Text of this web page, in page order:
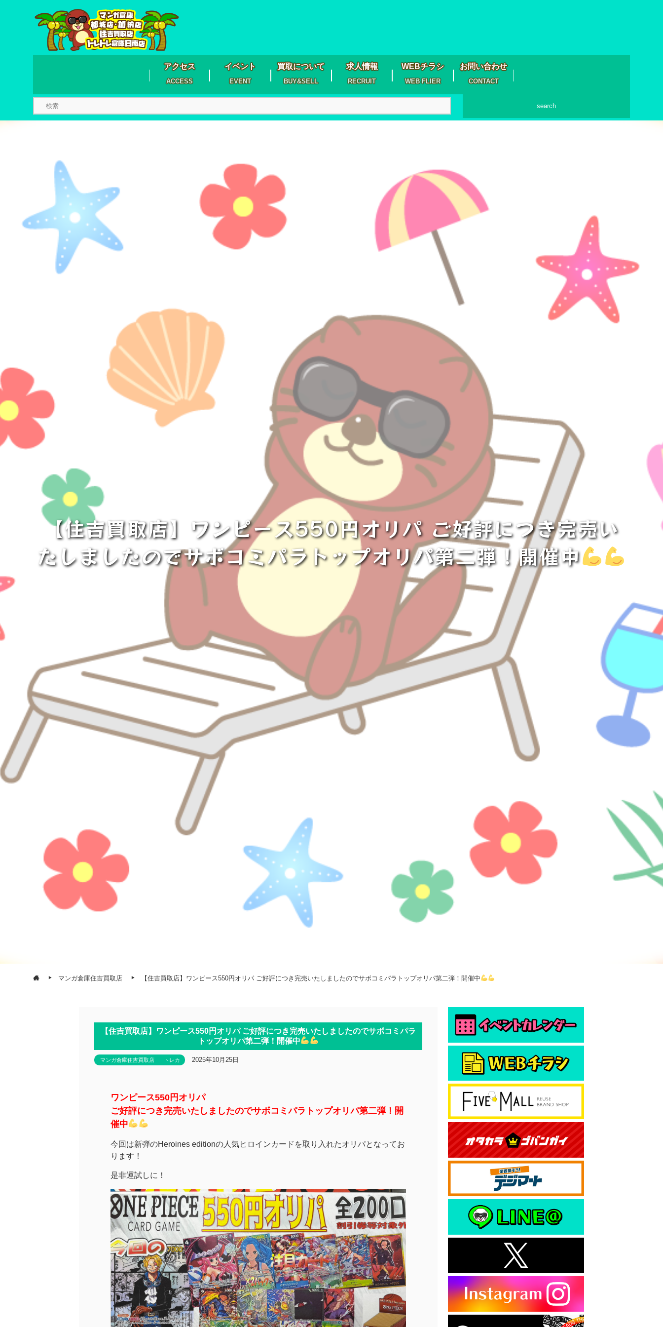
アクセス
ACCESS
イベント
EVENT
買取について
BUY&SELL
求人情報
RECRUIT
WEBチラシ
WEB FLIER
お問い合わせ
CONTACT
search
【住吉買取店】ワンピース550円オリパ ご好評につき完売い
たしましたのでサボコミパラトップオリパ第二弾！開催中
マンガ倉庫住吉買取店 【住吉買取店】ワンピース550円オリパ ご好評につき完売いたしましたのでサボコミパラトップオリパ第二弾！開催中
【住吉買取店】ワンピース550円オリパ ご好評につき完売いたしましたのでサボコミパラ
トップオリパ第二弾！開催中
マンガ倉庫住吉買取店 トレカ 2025年10月25日
ワンピース550円オリパ
ご好評につき完売いたしましたのでサボコミパラトップオリパ第二弾！開
催中
今回は新弾のHeroines editionの人気ヒロインカードを取り入れたオリパとなってお
ります！
是非運試しに！